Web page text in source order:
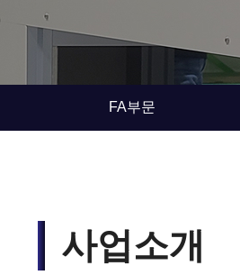
FA부문
사업소개